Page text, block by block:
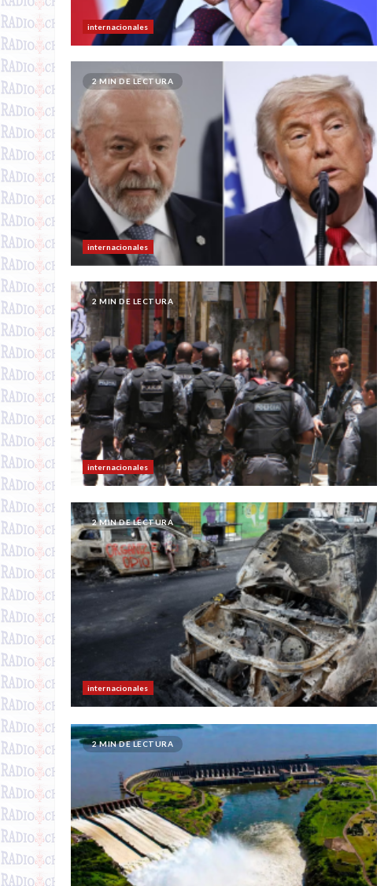
internacionales
2 MIN DE LECTURA
internacionales
2 MIN DE LECTURA
internacionales
2 MIN DE LECTURA
internacionales
2 MIN DE LECTURA